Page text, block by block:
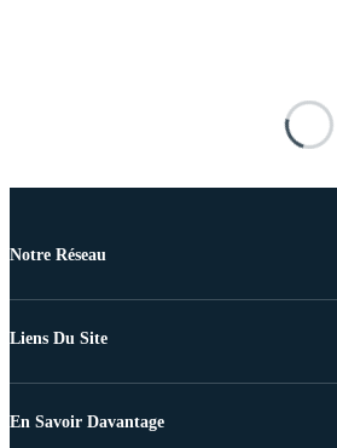
Notre Réseau
Liens Du Site
En Savoir Davantage